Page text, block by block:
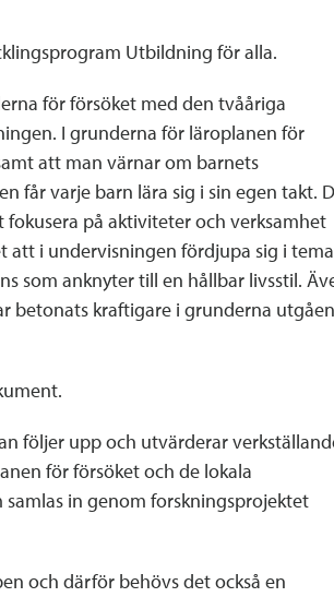
Utbildning för alla.
för försöket med den tvååriga
I grunderna för läroplanen för
att man värnar om barnets
får varje barn lära sig i sin egen takt.
på aktiviteter och verksamhet
att i undervisningen fördjupa sig i
som anknyter till en hållbar livsstil.
betonats kraftigare i grunderna
följer upp och utvärderar
för försöket och de lokala
in genom forskningsprojektet
och därför behövs det också en